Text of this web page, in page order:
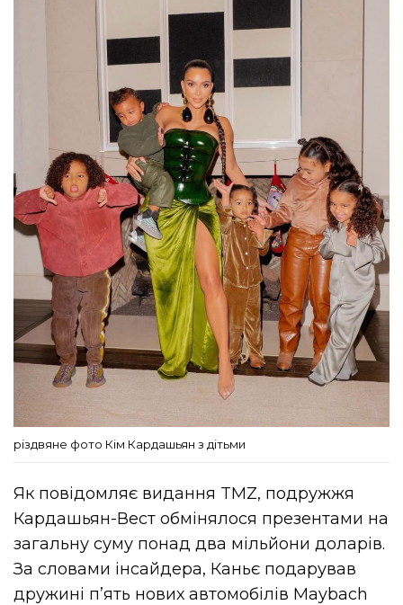
різдвяне фото Кім Кардашьян з дітьми
Як повідомляє видання TMZ, подружжя
Кардашьян-Вест обмінялося презентами на
загальну суму понад два мільйони доларів.
За словами інсайдера, Каньє подарував
дружині п’ять нових автомобілів Maybach